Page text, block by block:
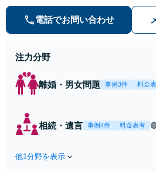
て出張
ルな料
電話でお問い合わせ
注力分野
離婚・男女問題 事例3件 料金
相続・遺言 事例4件 料金表有
他1分野を表示